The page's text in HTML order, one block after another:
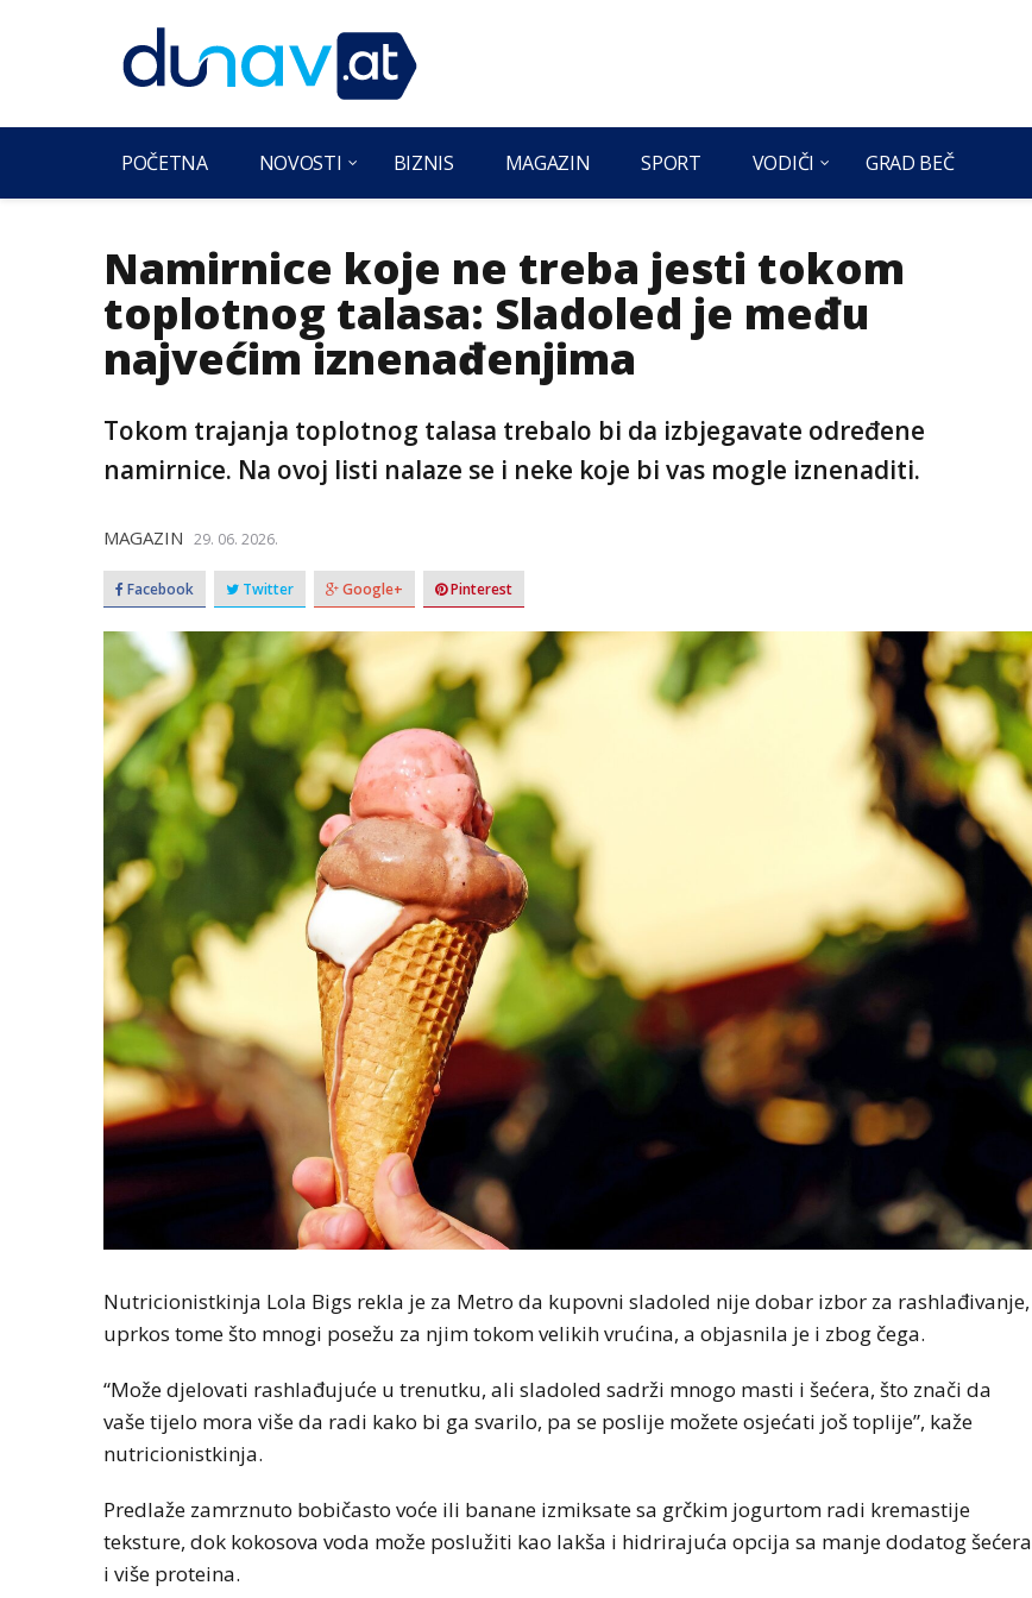
POČETNA NOVOSTI BIZNIS MAGAZIN SPORT VODIČI GRAD BEČ
Namirnice koje ne treba jesti tokom
toplotnog talasa: Sladoled je među
najvećim iznenađenjima
Tokom trajanja toplotnog talasa trebalo bi da izbjegavate određene
namirnice. Na ovoj listi nalaze se i neke koje bi vas mogle iznenaditi.
MAGAZIN 29. 06. 2026.
Facebook Twitter Google+ Pinterest
Nutricionistkinja Lola Bigs rekla je za Metro da kupovni sladoled nije dobar izbor za rashlađivanje,
uprkos tome što mnogi posežu za njim tokom velikih vrućina, a objasnila je i zbog čega.
“Može djelovati rashlađujuće u trenutku, ali sladoled sadrži mnogo masti i šećera, što znači da
vaše tijelo mora više da radi kako bi ga svarilo, pa se poslije možete osjećati još toplije”, kaže
nutricionistkinja.
Predlaže zamrznuto bobičasto voće ili banane izmiksate sa grčkim jogurtom radi kremastije
teksture, dok kokosova voda može poslužiti kao lakša i hidrirajuća opcija sa manje dodatog šećera
i više proteina.